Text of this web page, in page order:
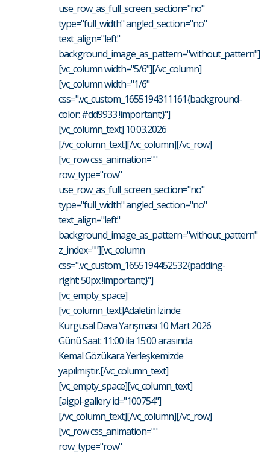
use_row_as_full_screen_section="no"
type="full_width" angled_section="no"
text_align="left"
background_image_as_pattern="without_pattern"]
[vc_column width="5/6"][/vc_column]
[vc_column width="1/6"
css=".vc_custom_1655194311161{background-
color: #dd9933 !important;}"]
[vc_column_text] 10.03.2026
[/vc_column_text][/vc_column][/vc_row]
[vc_row css_animation=""
row_type="row"
use_row_as_full_screen_section="no"
type="full_width" angled_section="no"
text_align="left"
background_image_as_pattern="without_pattern"
z_index=""][vc_column
css=".vc_custom_1655194452532{padding-
right: 50px !important;}"]
[vc_empty_space]
[vc_column_text]Adaletin İzinde:
Kurgusal Dava Yarışması 10 Mart 2026
Günü Saat: 11:00 ila 15:00 arasında
Kemal Gözükara Yerleşkemizde
yapılmıştır.[/vc_column_text]
[vc_empty_space][vc_column_text]
[aigpl-gallery id="100754"]
[/vc_column_text][/vc_column][/vc_row]
[vc_row css_animation=""
row_type="row"